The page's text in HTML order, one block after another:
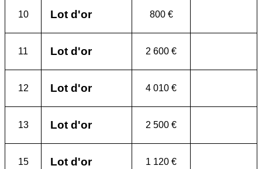
10 Lot d'or 800 €
11 Lot d'or 2 600 €
12 Lot d'or 4 010 €
13 Lot d'or 2 500 €
15 Lot d'or 1 120 €